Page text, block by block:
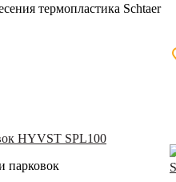
термопластика Schtaer
HYVST SPL100
парковок